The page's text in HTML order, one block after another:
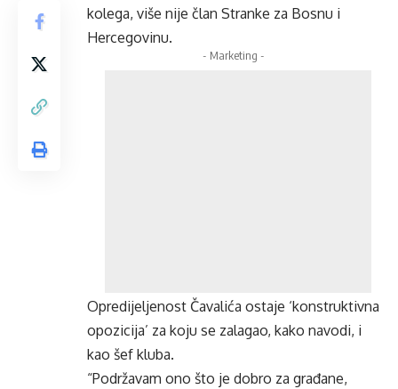
kolega, više nije član Stranke za Bosnu i
Hercegovinu.
- Marketing -
Opredijeljenost Čavalića ostaje ‘konstruktivna
opozicija’ za koju se zalagao, kako navodi, i
kao šef kluba.
“Podržavam ono što je dobro za građane,